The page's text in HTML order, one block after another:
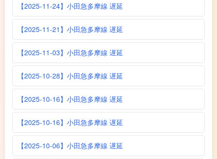
【2025-11-24】小田急多摩線 遅延
【2025-11-21】小田急多摩線 遅延
【2025-11-03】小田急多摩線 遅延
【2025-10-28】小田急多摩線 遅延
【2025-10-16】小田急多摩線 遅延
【2025-10-16】小田急多摩線 遅延
【2025-10-06】小田急多摩線 遅延